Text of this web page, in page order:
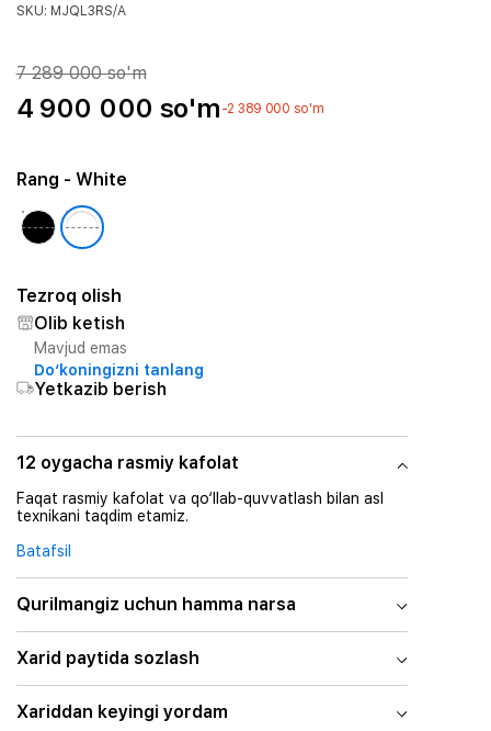
SKU: MJQL3RS/A
7 289 000 so'm
4 900 000 so'm -2 389 000 so'm
Rang - White
Tezroq olish
Olib ketish
Mavjud emas
Do‘koningizni tanlang
Yetkazib berish
12 oygacha rasmiy kafolat
Faqat rasmiy kafolat va qo‘llab-quvvatlash bilan asl
texnikani taqdim etamiz.
Batafsil
Qurilmangiz uchun hamma narsa
Xarid paytida sozlash
Xariddan keyingi yordam